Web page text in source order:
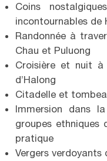
Coins
incontournables de
Randonnée à
Chau et Puluong
Croisière et nuit
d’Halong
Citadelle et
Immersion dans
groupes ethniques
pratique
Vergers verdoyants